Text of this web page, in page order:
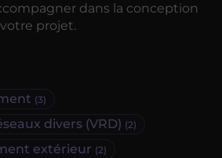
(3)
divers (VRD) (2)
extérieur (2)
dans la conception
projet.